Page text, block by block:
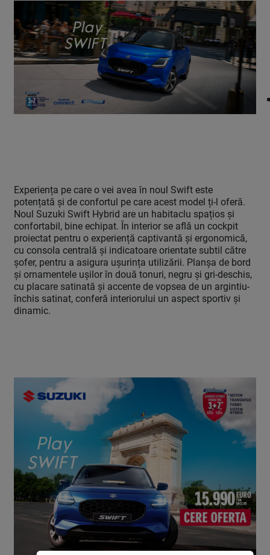
Experiența pe care o vei avea în noul Swift este
potențată și de confortul pe care acest model ți-l oferă.
Noul Suzuki Swift Hybrid are un habitaclu spațios și
confortabil, bine echipat. În interior se află un cockpit
proiectat pentru o experiență captivantă și ergonomică,
cu consola centrală și indicatoare orientate subtil către
șofer, pentru a asigura ușurința utilizării. Planșa de bord
și ornamentele ușilor în două tonuri, negru și gri-deschis,
cu placare satinată și accente de vopsea de un argintiu-
închis satinat, conferă interiorului un aspect sportiv și
dinamic.